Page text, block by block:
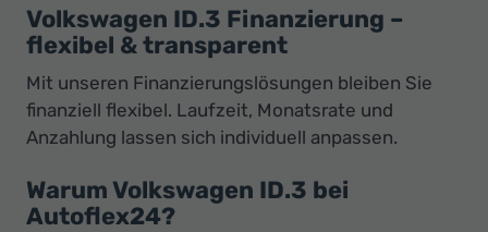
Volkswagen ID.3 Finanzierung –
flexibel & transparent
Mit unseren Finanzierungslösungen bleiben Sie
finanziell flexibel. Laufzeit, Monatsrate und
Anzahlung lassen sich individuell anpassen.
Warum Volkswagen ID.3 bei
Autoflex24?